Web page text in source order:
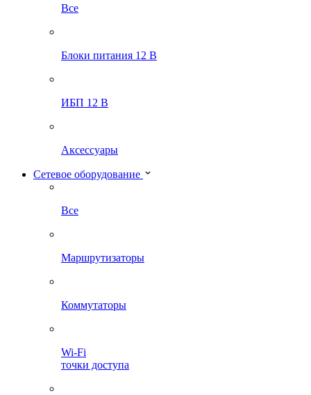
Все
Блоки питания 12 В
ИБП 12 В
Аксессуары
Сетевое оборудование
Все
Маршрутизаторы
Коммутаторы
Wi-Fi
точки доступа